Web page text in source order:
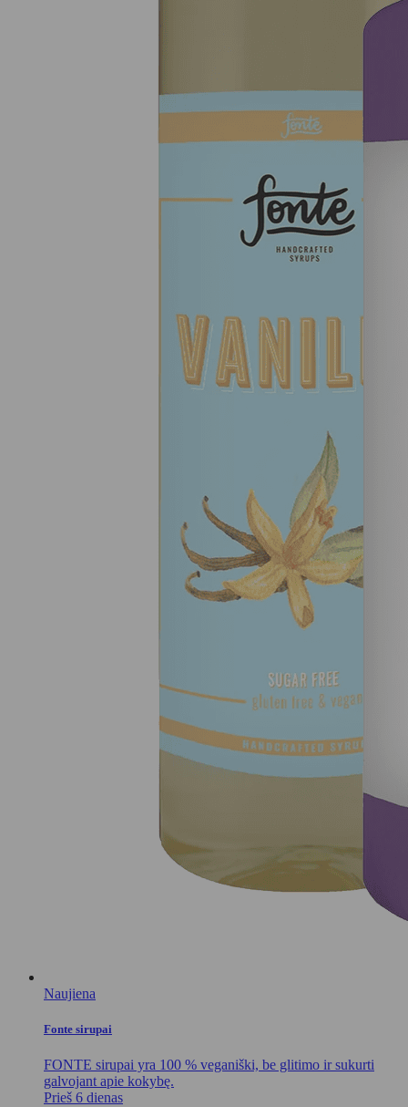
Naujiena
Fonte sirupai
FONTE sirupai yra 100 % veganiški, be glitimo ir sukurti
galvojant apie kokybę.
Prieš 6 dienas